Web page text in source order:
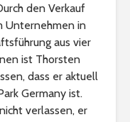
den Verkauf
Unternehmen in
aus vier
ist Thorsten
dass er aktuell
Germany ist.
verlassen, er